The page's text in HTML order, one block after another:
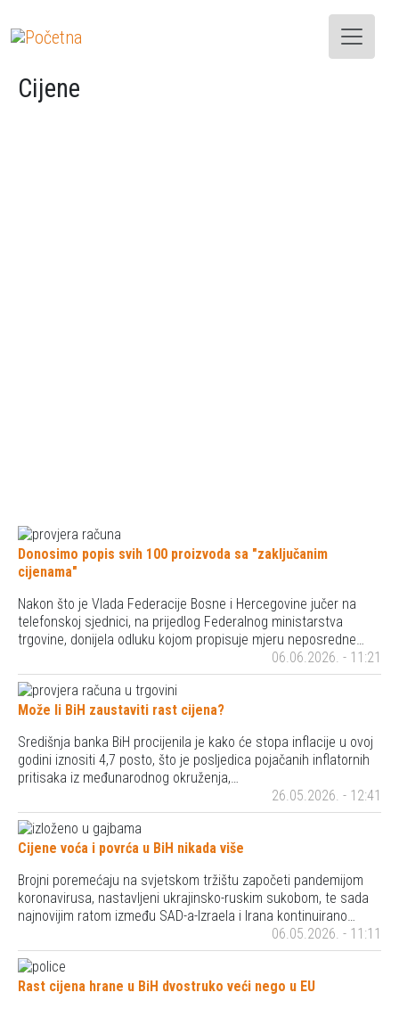
Cijene
Donosimo popis svih 100 proizvoda sa "zaključanim
cijenama"
Nakon što je Vlada Federacije Bosne i Hercegovine jučer na
telefonskoj sjednici, na prijedlog Federalnog ministarstva
trgovine, donijela odluku kojom propisuje mjeru neposredne…
06.06.2026. - 11:21
Može li BiH zaustaviti rast cijena?
Središnja banka BiH procijenila je kako će stopa inflacije u ovoj
godini iznositi 4,7 posto, što je posljedica pojačanih inflatornih
pritisaka iz međunarodnog okruženja,…
26.05.2026. - 12:41
Cijene voća i povrća u BiH nikada više
Brojni poremećaju na svjetskom tržištu započeti pandemijom
koronavirusa, nastavljeni ukrajinsko-ruskim sukobom, te sada
najnovijim ratom između SAD-a-Izraela i Irana kontinuirano…
06.05.2026. - 11:11
Rast cijena hrane u BiH dvostruko veći nego u EU